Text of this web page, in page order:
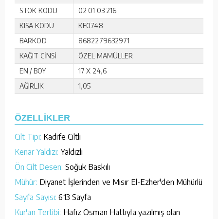
STOK KODU
02 01 03 216
KISA KODU
KF0748
BARKOD
8682279632971
KAĞIT CİNSİ
ÖZEL MAMÜLLER
EN / BOY
17 X 24,6
AĞIRLIK
1,05
ÖZELLİKLER
Cilt Tipi: Kadife Ciltli
Kenar Yaldızı: Yaldızlı
Ön Cilt Desen: Soğuk Baskılı
Mühür: Diyanet İşlerinden ve Mısır El-Ezher'den Mühürlü
Sayfa Sayısı: 613 Sayfa
Kur'an Tertibi: Hafız Osman Hattıyla yazılmış olan